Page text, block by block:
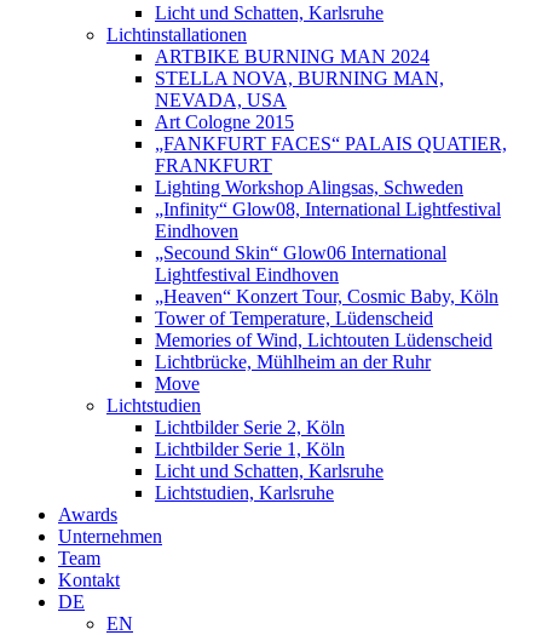
Licht und Schatten, Karlsruhe
Lichtinstallationen
ARTBIKE BURNING MAN 2024
STELLA NOVA, BURNING MAN,
NEVADA, USA
Art Cologne 2015
„FANKFURT FACES“ PALAIS QUATIER,
FRANKFURT
Lighting Workshop Alingsas, Schweden
„Infinity“ Glow08, International Lightfestival
Eindhoven
„Secound Skin“ Glow06 International
Lightfestival Eindhoven
„Heaven“ Konzert Tour, Cosmic Baby, Köln
Tower of Temperature, Lüdenscheid
Memories of Wind, Lichtouten Lüdenscheid
Lichtbrücke, Mühlheim an der Ruhr
Move
Lichtstudien
Lichtbilder Serie 2, Köln
Lichtbilder Serie 1, Köln
Licht und Schatten, Karlsruhe
Lichtstudien, Karlsruhe
Awards
Unternehmen
Team
Kontakt
DE
EN